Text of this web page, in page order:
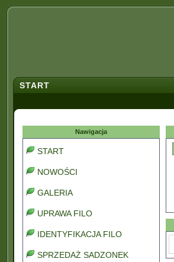
START
Nawigacja
START
NOWOŚCI
GALERIA
UPRAWA FILO
IDENTYFIKACJA FILO
SPRZEDAŻ SADZONEK